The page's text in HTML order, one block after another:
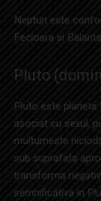
Neptun este
Fecioara si
Pluto
Pluto este
asociat cu sexul,
multumeste
sub suprafata
transforma
semnificativa in